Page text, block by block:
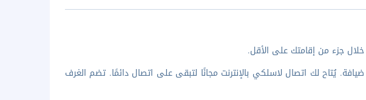
جزء من إقامتك على الأقل.
في بيتك بالإقامة في واحدة من 20 غرفة ضيافة. يُتاح لك اتصال لاسلكي بالإنترنت مجانًا لتبقى على اتصال دائمًا. تضم الغرف